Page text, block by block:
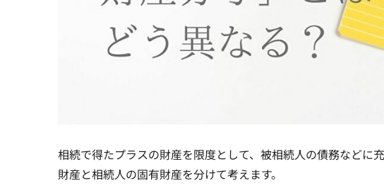
相続で得たプラスの財産を限度として、被相続人の債務などに
財産と相続人の固有財産を分けて考えます。